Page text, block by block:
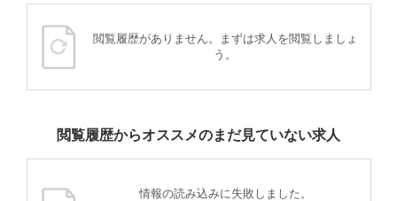
閲覧履歴がありません。まずは求人を閲覧しましょ
う。
閲覧履歴からオススメのまだ見ていない求人
情報の読み込みに失敗しました。